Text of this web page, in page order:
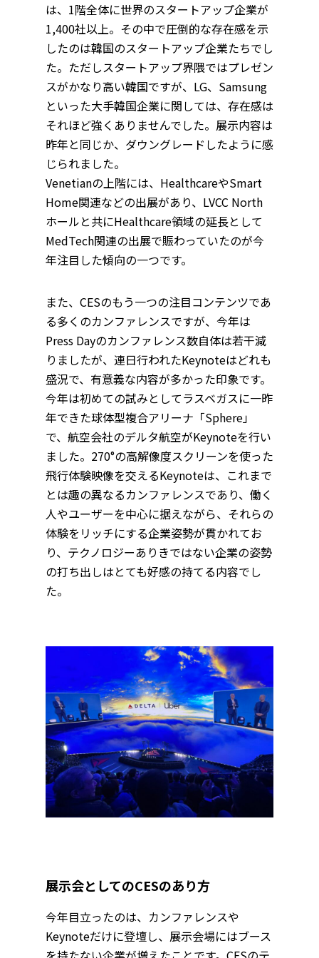
は、1階全体に世界のスタートアップ企業が
1,400社以上。その中で圧倒的な存在感を示
したのは韓国のスタートアップ企業たちでし
た。ただしスタートアップ界隈ではプレゼン
スがかなり高い韓国ですが、LG、Samsung
といった大手韓国企業に関しては、存在感は
それほど強くありませんでした。展示内容は
昨年と同じか、ダウングレードしたように感
じられました。
Venetianの上階には、HealthcareやSmart
Home関連などの出展があり、LVCC North
ホールと共にHealthcare領域の延長として
MedTech関連の出展で賑わっていたのが今
年注目した傾向の一つです。
また、CESのもう一つの注目コンテンツであ
る多くのカンファレンスですが、今年は
Press Dayのカンファレンス数自体は若干減
りましたが、連日行われたKeynoteはどれも
盛況で、有意義な内容が多かった印象です。
今年は初めての試みとしてラスベガスに一昨
年できた球体型複合アリーナ「Sphere」
で、航空会社のデルタ航空がKeynoteを行い
ました。270°の高解像度スクリーンを使った
飛行体験映像を交えるKeynoteは、これまで
とは趣の異なるカンファレンスであり、働く
人やユーザーを中心に据えながら、それらの
体験をリッチにする企業姿勢が貫かれてお
り、テクノロジーありきではない企業の姿勢
の打ち出しはとても好感の持てる内容でし
た。
展示会としてのCESのあり方
今年目立ったのは、カンファレンスや
Keynoteだけに登壇し、展示会場にはブース